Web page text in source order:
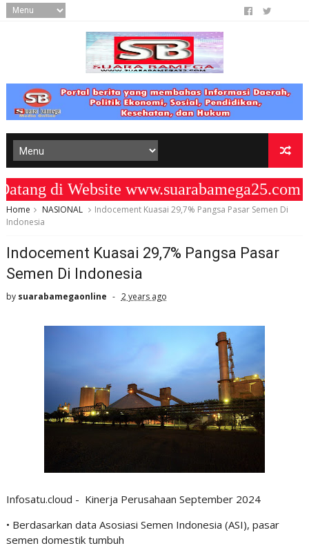
di Website www.suarabamega25.com "
Home NASIONAL
Indocement Kuasai 29,7% Pangsa Pasar Semen Di
Indonesia
Indocement Kuasai 29,7% Pangsa Pasar
Semen Di Indonesia
by suarabamegaonline 2 years ago
Infosatu.cloud - Kinerja Perusahaan September 2024
• Berdasarkan data Asosiasi Semen Indonesia (ASI), pasar
semen domestik tumbuh